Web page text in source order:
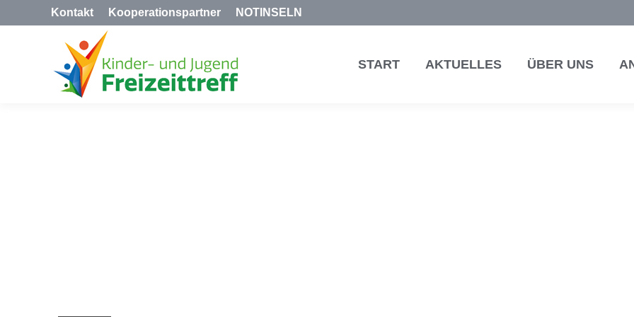
Kontakt Kooperationspartner NOTINSELN
START AKTUELLES ÜBER UNS